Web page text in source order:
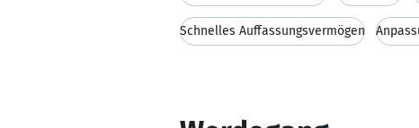
Schnelles Auffassungsvermögen